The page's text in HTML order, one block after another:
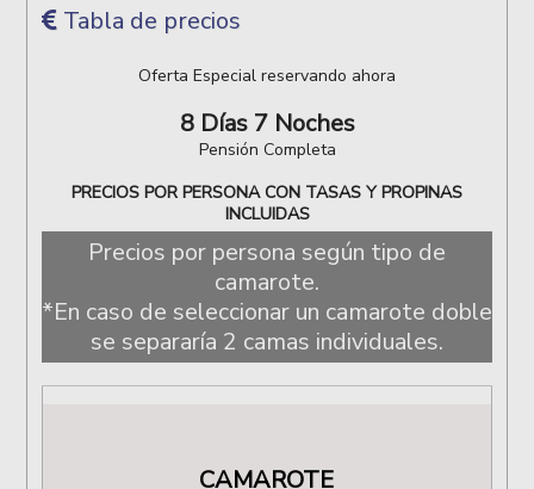
Tabla de precios
Oferta Especial reservando ahora
8 Días 7 Noches
Pensión Completa
PRECIOS POR PERSONA CON TASAS Y PROPINAS
INCLUIDAS
Precios por persona según tipo de
camarote.
*En caso de seleccionar un camarote doble
se separaría 2 camas individuales.
CAMAROTE